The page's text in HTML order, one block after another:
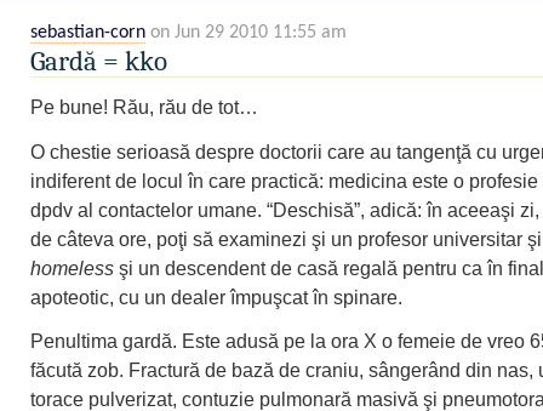
sebastian-corn on Jun 29 2010 11:55 am
Gardă = kko
Pe bune! Rău, rău de tot…
O chestie serioasă despre doctorii care au tangenţă cu
indiferent de locul în care practică: medicina este o profesie
dpdv al contactelor umane. “Deschisă”, adică: în aceeaşi
de câteva ore, poţi să examinezi şi un profesor universitar
homeless şi un descendent de casă regală pentru ca în
apoteotic, cu un dealer împuşcat în spinare.
Penultima gardă. Este adusă pe la ora X o femeie de vreo
făcută zob. Fractură de bază de craniu, sângerând din nas,
torace pulverizat, contuzie pulmonară masivă şi